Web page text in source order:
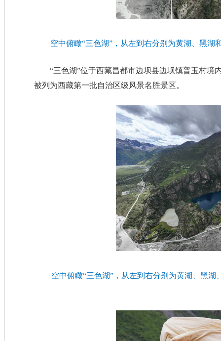
空中俯瞰“三色湖”，从左到右分别为黄湖、黑湖
“三色湖”位于西藏昌都市边坝县边坝镇普玉村境
被列为西藏第一批自治区级风景名胜景区。
空中俯瞰“三色湖”，从左到右分别为黄湖、黑